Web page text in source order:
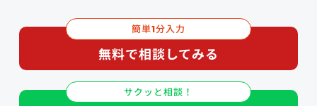
簡単1分入力
無料で相談してみる
サクッと相談！